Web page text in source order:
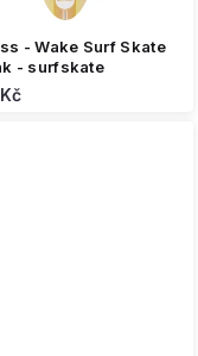
- Wake Surf Skate
- surfskate